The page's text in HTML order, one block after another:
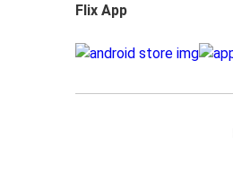
Flix App